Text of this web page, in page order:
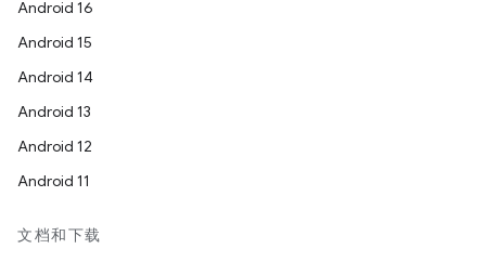
Android 16
Android 15
Android 14
Android 13
Android 12
Android 11
文档和下载